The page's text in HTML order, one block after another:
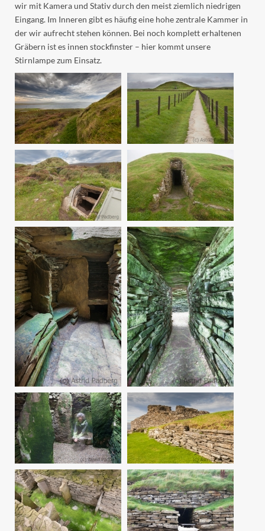
wir mit Kamera und Stativ durch den meist ziemlich niedrigen
Eingang. Im Inneren gibt es häufig eine hohe zentrale Kammer in
der wir aufrecht stehen können. Bei noch komplett erhaltenen
Gräbern ist es innen stockfinster – hier kommt unsere
Stirnlampe zum Einsatz.